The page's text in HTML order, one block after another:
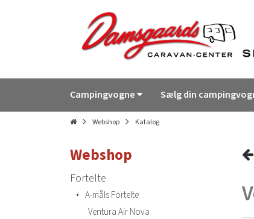
Campingvogne Sælg din
Webshop Katalog
Webshop
Fortelte
• A-måls Fortelte
Ventura Air Nova